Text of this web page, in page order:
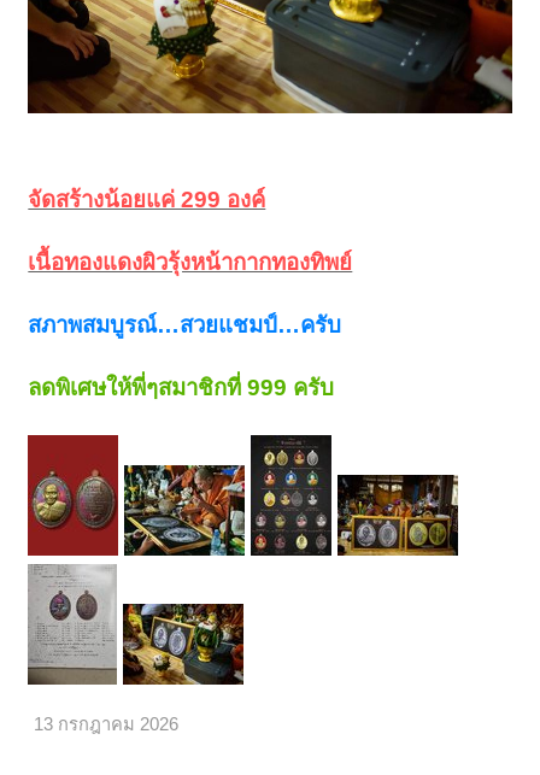
จัดสร้างน้อยแค่ 299 องค์
เนื้อทองแดงผิวรุ้งหน้ากากทองทิพย์
สภาพสมบูรณ์…สวยแชมป์…ครับ
ลดพิเศษให้พี่ๆสมาชิกที่ 999 ครับ
13 กรกฎาคม 2026